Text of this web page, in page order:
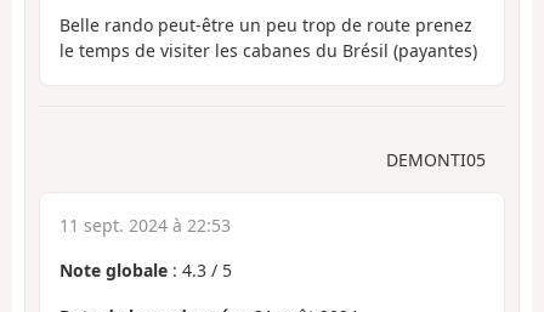
Belle rando peut-être un peu trop de route prenez
le temps de visiter les cabanes du Brésil (payantes)
DEMONTI05
11 sept. 2024 à 22:53
Note globale : 4.3 / 5